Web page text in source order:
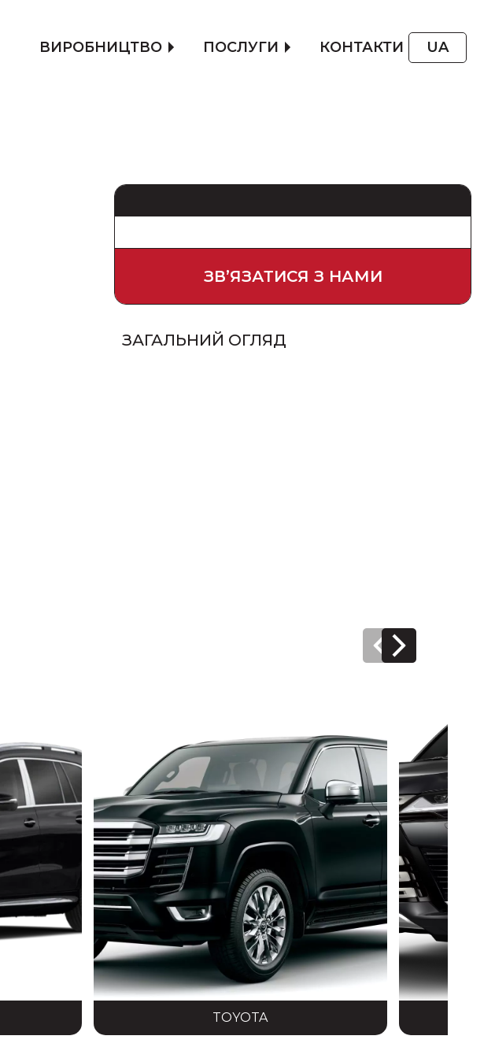
ВИРОБНИЦТВО ПОСЛУГИ КОНТАКТИ UA
ЗВʼЯЗАТИСЯ З НАМИ
ЗАГАЛЬНИЙ ОГЛЯД
TOYOTA